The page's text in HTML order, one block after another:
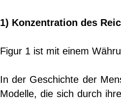
1) Konzentration des
Figur 1 ist mit einem
In der Geschichte der
Modelle, die sich durch